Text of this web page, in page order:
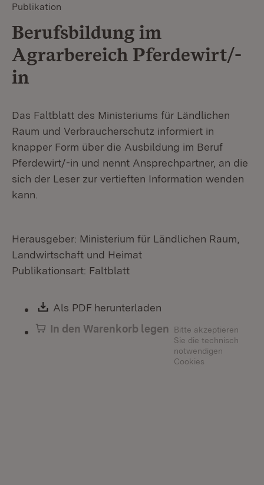
Publikation
Berufsbildung im
Agrarbereich Pferdewirt/-
in
Das Faltblatt des Ministeriums für Ländlichen
Raum und Verbraucherschutz informiert in
knapper Form über die Ausbildung im Beruf
Pferdewirt/-in und nennt Ansprechpartner, an die
sich der Leser zur vertieften Information wenden
kann.
Herausgeber: Ministerium für Ländlichen Raum,
Landwirtschaft und Heimat
Publikationsart: Faltblatt
Download:
Als PDF herunterladen
In den Warenkorb legen
Bitte akzeptieren
Sie die technisch
notwendigen
Cookies